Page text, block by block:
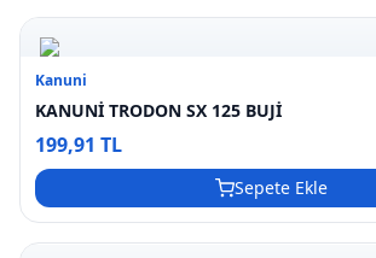
Kanuni
KANUNİ TRODON SX 125 BUJİ
199,91 TL
Sepete Ekle